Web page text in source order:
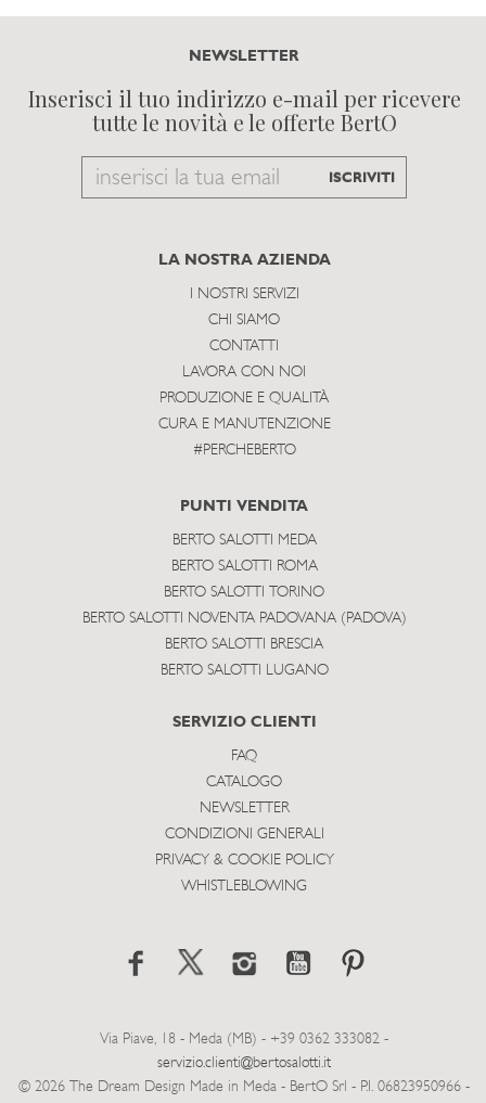
NEWSLETTER
Inserisci il tuo indirizzo e-mail per ricevere
tutte le novità e le offerte BertO
Email
subscribe
ISCRIVITI
LA NOSTRA AZIENDA
I NOSTRI SERVIZI
CHI SIAMO
CONTATTI
LAVORA CON NOI
PRODUZIONE E QUALITÀ
CURA E MANUTENZIONE
#PERCHEBERTO
PUNTI VENDITA
BERTO SALOTTI MEDA
BERTO SALOTTI ROMA
BERTO SALOTTI TORINO
BERTO SALOTTI NOVENTA PADOVANA (PADOVA)
BERTO SALOTTI BRESCIA
BERTO SALOTTI LUGANO
SERVIZIO CLIENTI
FAQ
CATALOGO
NEWSLETTER
CONDIZIONI GENERALI
PRIVACY & COOKIE POLICY
WHISTLEBLOWING
Via Piave, 18 - Meda (MB) - +39 0362 333082 -
servizio.clienti@bertosalotti.it
© 2026 The Dream Design Made in Meda - BertO Srl - P.I. 06823950966 -